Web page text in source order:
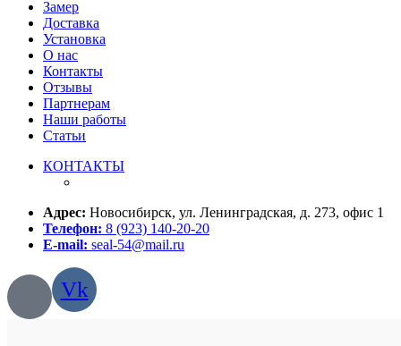
Замер
Доставка
Установка
О нас
Контакты
Отзывы
Партнерам
Наши работы
Статьи
КОНТАКТЫ
Адрес: Новосибирск, ул. Ленинградская, д. 273, офис 1
Телефон: 8 (923) 140-20-20
E-mail: seal-54@mail.ru
Vk